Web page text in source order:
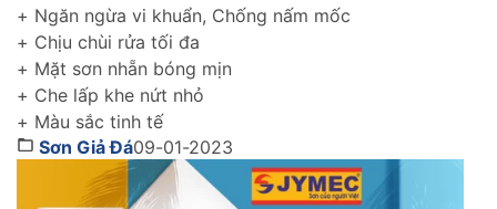
như: Là loại vật liệu nhẹ, có khả năng kháng nhiệt,
kháng kiềm, chống rêu mốc, chống muối mặn..
+ Ngăn ngừa vi khuẩn, Chống nấm mốc
+ Chịu chùi rửa tối đa
+ Mặt sơn nhẵn bóng mịn
+ Che lấp khe nứt nhỏ
+ Màu sắc tinh tế
Sơn Giả Đá09-01-2023